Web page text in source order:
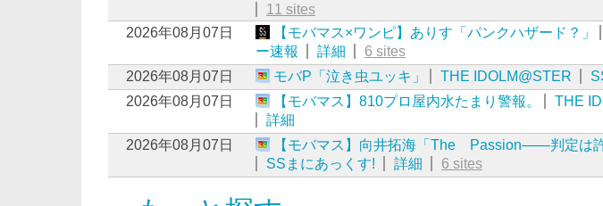
11 sites
2026年08月07日
【モバマス×ワンピ】ありす「パンクハザード？」
ー速報
詳細
6 sites
2026年08月07日
モバP「泣き虫ユッキ」 THE IDOLM@STER
2026年08月07日
【モバマス】810プロ屋内水たまり警報。 THE
詳細
2026年08月07日
【モバマス】向井拓海「The Passion――判定は許
SSまにあっくす!
詳細 6 sites